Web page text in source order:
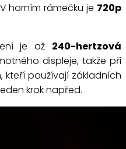
horním rámečku je 720p
je až 240-hertzová
displeje, takže při
používají základních
krok napřed.